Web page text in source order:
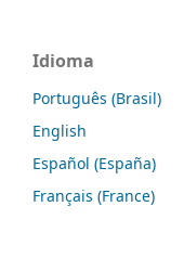
Idioma
Português (Brasil)
English
Español (España)
Français (France)